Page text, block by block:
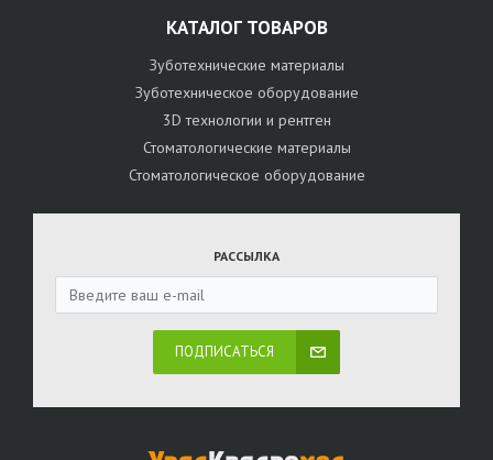
КАТАЛОГ ТОВАРОВ
Зуботехнические материалы
Зуботехническое оборудование
3D технологии и рентген
Стоматологические материалы
Стоматологическое оборудование
РАССЫЛКА
ПОДПИСАТЬСЯ